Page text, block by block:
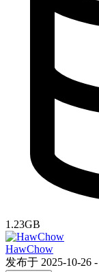
1.23GB
HawChow
发布于 2025-10-26